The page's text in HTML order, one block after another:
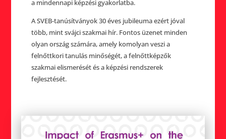
a mindennapi képzési gyakorlatba.
A SVEB-tanúsítványok 30 éves jubileuma ezért jóval
több, mint svájci szakmai hír. Fontos üzenet minden
olyan ország számára, amely komolyan veszi a
felnőttkori tanulás minőségét, a felnőttképzők
szakmai elismerését és a képzési rendszerek
fejlesztését.